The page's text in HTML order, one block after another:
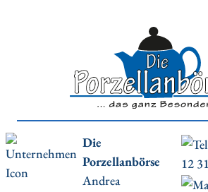
Die
Porzellanbörse
Andrea
12 31